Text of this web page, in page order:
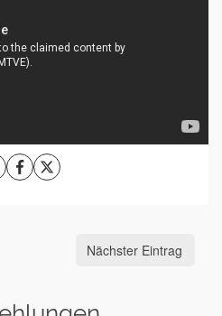
Nächster Eintrag